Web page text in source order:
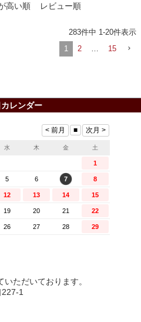
高い順 レビュー順
283件中 1-20件表示
1
2 15
レンダー
ただいております。
1